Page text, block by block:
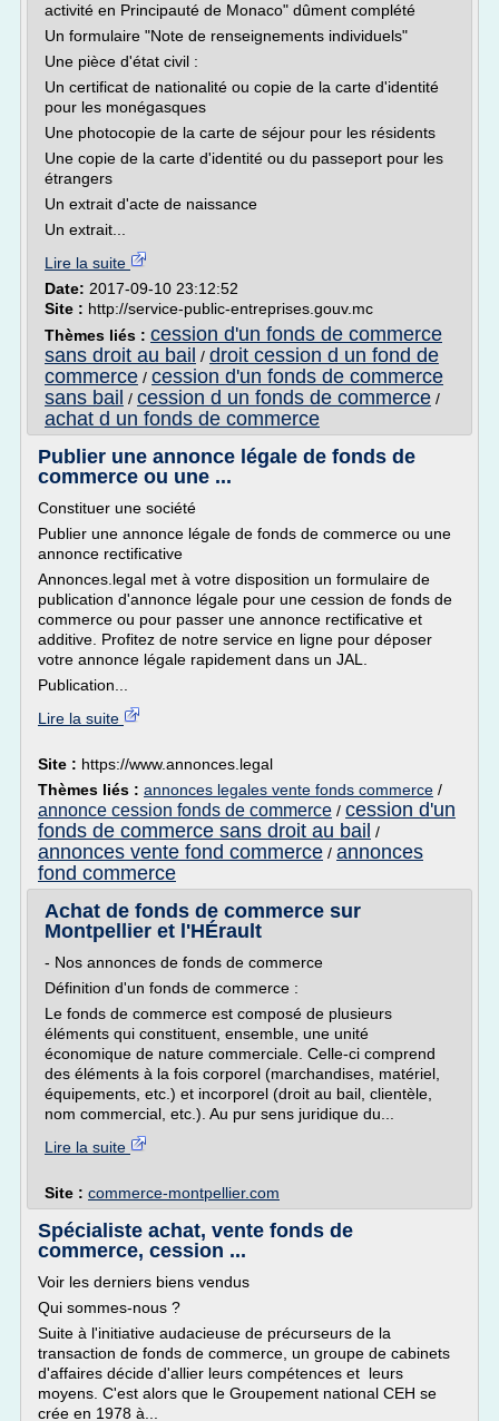
activité en Principauté de Monaco" dûment complété
Un formulaire "Note de renseignements individuels"
Une pièce d'état civil :
Un certificat de nationalité ou copie de la carte d'identité
pour les monégasques
Une photocopie de la carte de séjour pour les résidents
Une copie de la carte d'identité ou du passeport pour les
étrangers
Un extrait d'acte de naissance
Un extrait...
Lire la suite
Date: 2017-09-10 23:12:52
Site : http://service-public-entreprises.gouv.mc
Thèmes liés : cession d'un fonds de commerce
sans droit au bail / droit cession d un fond de
commerce / cession d'un fonds de commerce
sans bail / cession d un fonds de commerce /
achat d un fonds de commerce
Publier une annonce légale de fonds de
commerce ou une ...
Constituer une société
Publier une annonce légale de fonds de commerce ou une
annonce rectificative
Annonces.legal met à votre disposition un formulaire de
publication d'annonce légale pour une cession de fonds de
commerce ou pour passer une annonce rectificative et
additive. Profitez de notre service en ligne pour déposer
votre annonce légale rapidement dans un JAL.
Publication...
Lire la suite
Site : https://www.annonces.legal
Thèmes liés : annonces legales vente fonds commerce /
annonce cession fonds de commerce / cession d'un
fonds de commerce sans droit au bail /
annonces vente fond commerce / annonces
fond commerce
Achat de fonds de commerce sur
Montpellier et l'HÉrault
- Nos annonces de fonds de commerce
Définition d'un fonds de commerce :
Le fonds de commerce est composé de plusieurs
éléments qui constituent, ensemble, une unité
économique de nature commerciale. Celle-ci comprend
des éléments à la fois corporel (marchandises, matériel,
équipements, etc.) et incorporel (droit au bail, clientèle,
nom commercial, etc.). Au pur sens juridique du...
Lire la suite
Site : commerce-montpellier.com
Spécialiste achat, vente fonds de
commerce, cession ...
Voir les derniers biens vendus
Qui sommes-nous ?
Suite à l'initiative audacieuse de précurseurs de la
transaction de fonds de commerce, un groupe de cabinets
d'affaires décide d'allier leurs compétences et leurs
moyens. C'est alors que le Groupement national CEH se
crée en 1978 à...